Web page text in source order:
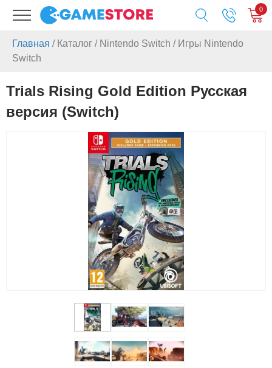
0
Главная / Каталог / Nintendo Switch / Игры Nintendo
Switch
Trials Rising Gold Edition Русская
версия (Switch)